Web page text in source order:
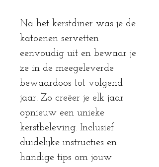
Na het kerstdiner was je de
katoenen servetten
eenvoudig uit en bewaar je
ze in de meegeleverde
bewaardoos tot volgend
jaar. Zo creëer je elk jaar
opnieuw een unieke
kerstbeleving. Inclusief
duidelijke instructies en
handige tips om jouw